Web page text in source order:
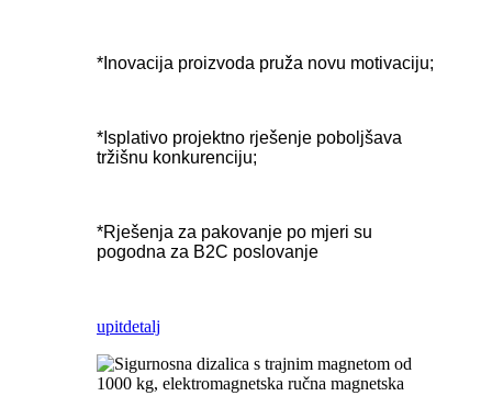
*Inovacija proizvoda pruža novu motivaciju;
*Isplativo projektno rješenje poboljšava
tržišnu konkurenciju;
*Rješenja za pakovanje po mjeri su
pogodna za B2C poslovanje
upitdetalj